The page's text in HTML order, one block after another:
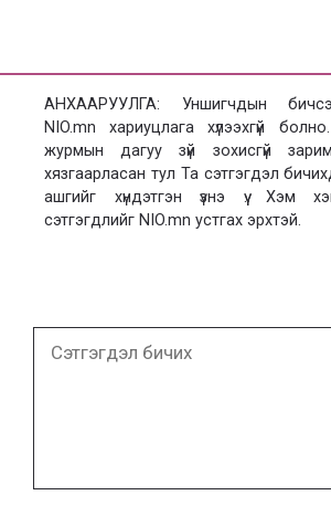
АНХААРУУЛГА: Уншигчдын
NIO.mn хариуцлага хүлээхгүй
журмын дагуу зүй зохисгүй
хязгаарласан тул Та сэтгэгдэл
ашгийг хүндэтгэн үзнэ үү. Хэм
сэтгэгдлийг NIO.mn устгах эрхтэй.
бичих